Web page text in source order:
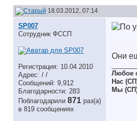
18.03.2012, 07:14
SP007
Сотрудник ФССП
Регистрация: 10.04.2010
Адрес: / /
Сообщений: 9,912
Благодарности: 283
Поблагодарили 871 раз(а)
в 819 сообщениях
Они
Любое
Нас
Мы